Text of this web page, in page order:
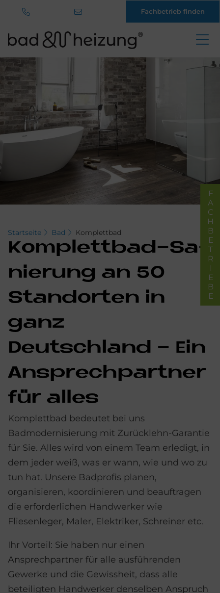
Direkt
zum
Inhalt
Fachbetrieb finden
Startseite Bad Komplettbad
Kom­plett­bad-Sa­
nie­rung an 50
Stand­or­ten in
ganz
Deutschland - Ein
An­sprech­part­ner
für al­les
Komplettbad bedeutet bei uns
Badmodernisierung mit Zurücklehn-Garantie
für Sie. Alles wird von einem Team erledigt, in
dem jeder weiß, was er wann, wie und wo zu
tun hat. Unsere Badprofis planen,
organisieren, koordinieren und beauftragen
die erforderlichen Handwerker wie
Fliesenleger, Maler, Elektriker, Schreiner etc.
Ihr Vorteil: Sie haben nur einen
Ansprechpartner für alle ausführenden
Gewerke und die Gewissheit, dass alle
beteiligten Handwerker denselben Anspruch
FACHBETRIEBE